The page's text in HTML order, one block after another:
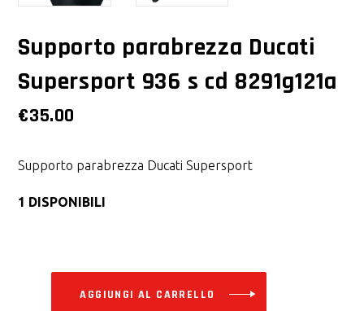
Supporto parabrezza Ducati
Supersport 936 s cd 8291g121a
€35.00
Supporto parabrezza Ducati Supersport
1 DISPONIBILI
AGGIUNGI AL CARRELLO